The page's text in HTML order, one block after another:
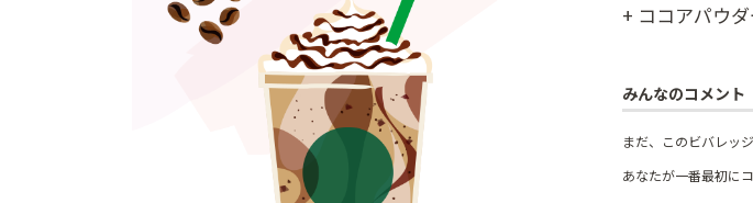
+ ココアパウダ
みんなのコメント
まだ、このビバレッ
あなたが一番最初に